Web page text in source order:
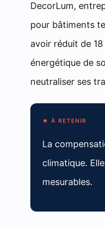
DecorLum,
pour bâtiments
avoir réduit de
énergétique de
neutraliser ses
★ À RETENIR
La
climatique.
mesurables.